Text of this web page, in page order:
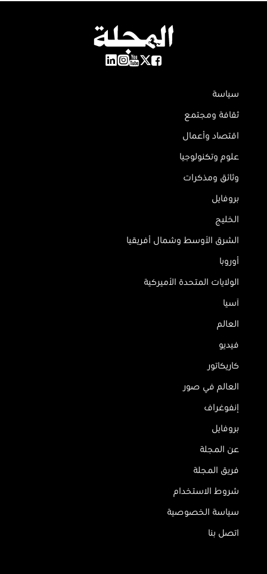
سياسة
ثقافة ومجتمع
اقتصاد وأعمال
علوم وتكنولوجيا
وثائق ومذكرات
بروفايل
الخليج
الشرق الأوسط وشمال أفريقيا
أوروبا
الولايات المتحدة الأميركية
آسيا
العالم
فيديو
كاريكاتور
العالم في صور
إنفوغراف
بروفايل
عن المجلة
فريق المجلة
شروط الاستخدام
سياسة الخصوصية
اتصل بنا